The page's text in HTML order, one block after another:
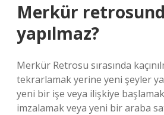
Merkür
yapılmaz?
Merkür Retrosu sırasında
tekrarlamak yerine yeni şeyler
yeni bir işe veya ilişkiye
imzalamak veya yeni bir araba